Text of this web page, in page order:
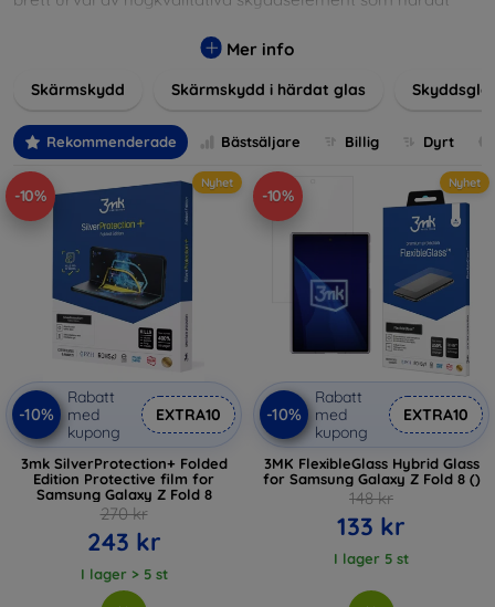
säkerhet och förlänger skärmarnas livslängd. Härdat glas
mindre skador samtidigt som de minimerar fingeravtryck.
vardagens fallgropar. Vårt sortiment omfattar produkter
som är kompatibla med en mängd olika märken och
modeller, vilket säkerställer att varje kund hittar det
perfekta skyddet för sin enhet.
Mer info
Skärmskydd Skärmskydd i härdat glas
Rekommenderade Bästsäljare Billig Dyrt
-10%
Nyhet
-10%
Rabatt
med
kupong
EXTRA10
3mk SilverProtection+ Folded
Edition Protective film for
Samsung Galaxy Z Fold 8
270 kr
243 kr
I lager > 5 st
-10%
Nyhet
-10%
Rabatt
med
kupong
EXTRA10
3MK FlexibleGlass Hybrid Glass
for Samsung Galaxy Z Fold 8 ()
148 kr
133 kr
I lager 5 st